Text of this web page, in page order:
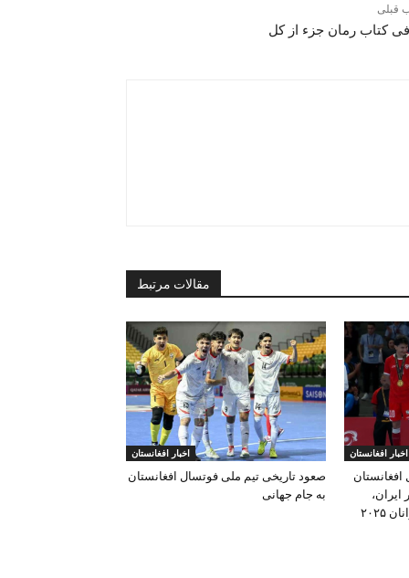
قبلی
کتاب رمان جزء از کل
مقالات مرتبط
اخبار افغانستان
زیر ۱۷ سال افغانستان
۲–۱ برابر ایران،
قهرمان بازی‌های آسیایی جوانان ۲۰۲۵
اخبار افغانستان
صعود تاریخی تیم ملی فوتسال افغانستان
به جام جهانی